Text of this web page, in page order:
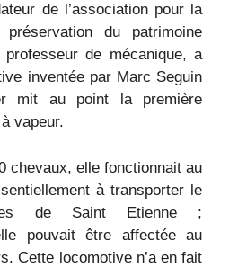
de l’association pour la
du patrimoine
de mécanique, a
inventée par Marc Seguin
mit au point la première
vapeur.
chevaux, elle fonctionnait au
à transporter le
de Saint Etienne ;
pouvait être affectée au
Cette locomotive n’a en fait